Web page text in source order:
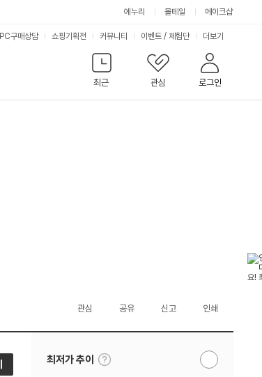
에누리 몰테일
메이크샵
최근
관심 로그인
PC구매상담 쇼핑기획전 커뮤니티 이벤트 / 체험단 서
비
스
더보기
관심 공유 신고 인쇄
최저가 추이
툴
팁
알